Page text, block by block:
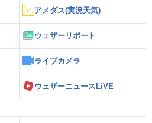
アメダス(実況天気)
ウェザーリポート
ライブカメラ
ウェザーニュースLiVE